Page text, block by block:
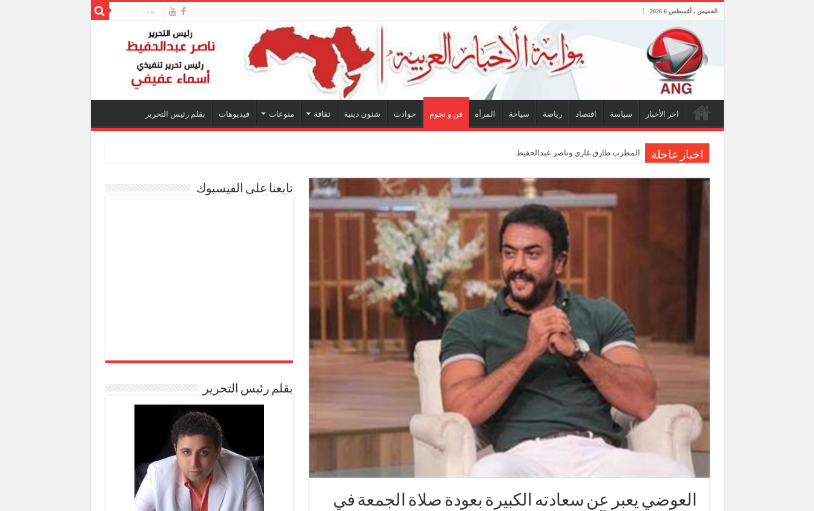
الخميس , أغسطس 6 2026
اخر الأخبار سياسة اقتصاد رياضة سياحة المرأه فن و نجوم حوادث شئون دينية ثقافة منوعات فيديوهات بقلم رئيس التحرير
اخبار عاجلة المطرب طارق غازي وناصر عبدالحفيظ.. شراكة فنية ترسم مل
العوضي يعبر عن سعادته الكبيرة بعودة صلاة الجمعة في
تابعنا على الفيسبوك
بقلم رئيس التحرير